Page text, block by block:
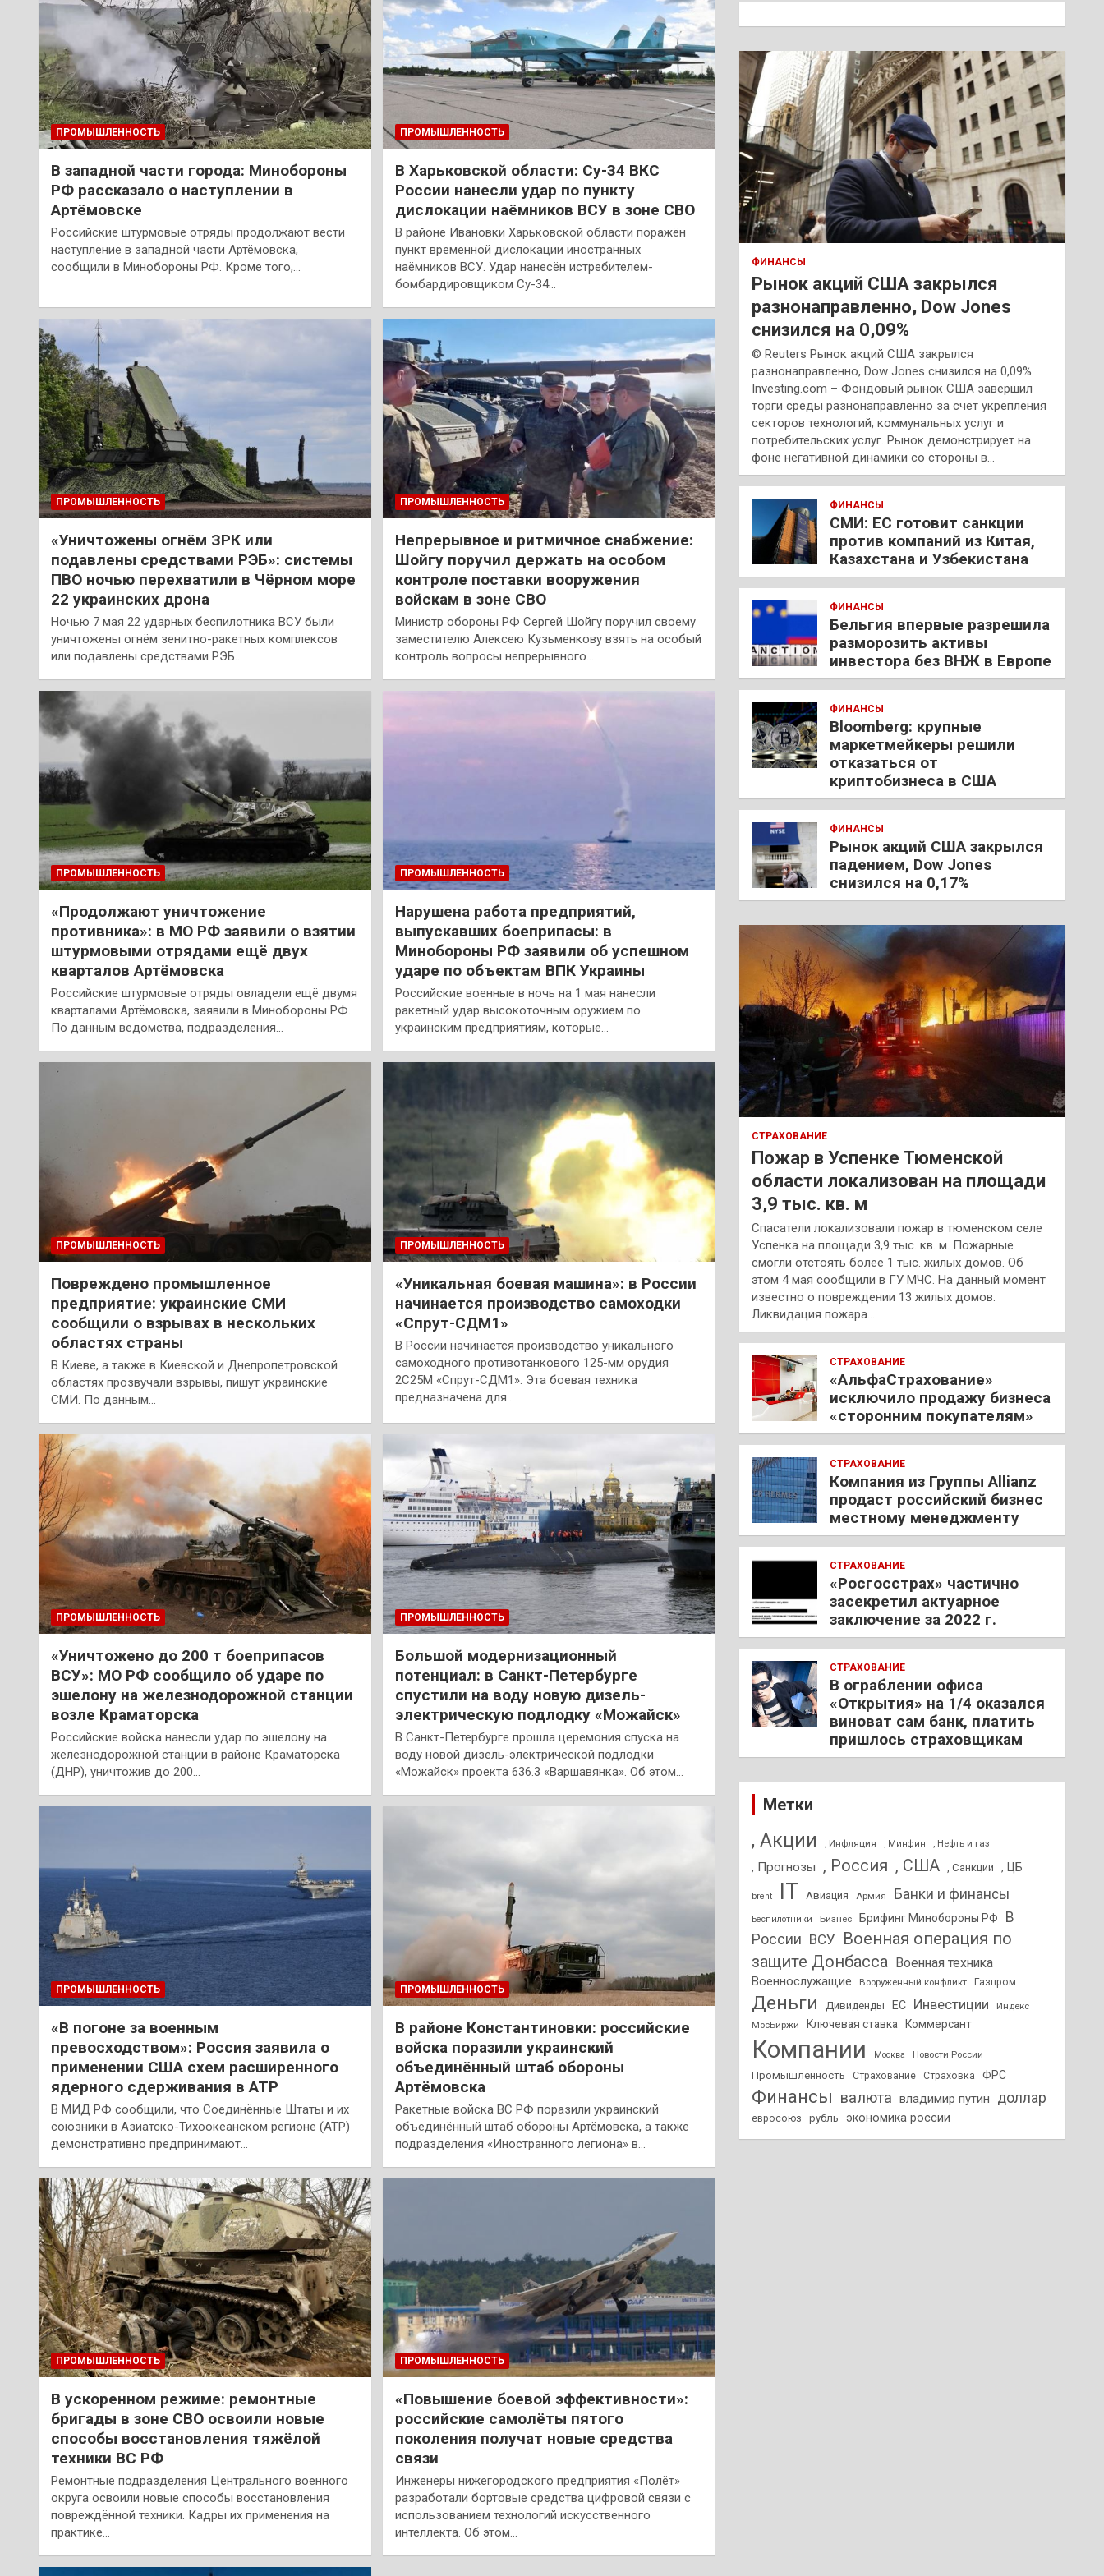
ПРОМЫШЛЕННОСТЬ
В западной части города: Минобороны
РФ рассказало о наступлении в
Артёмовске
Российские штурмовые отряды продолжают вести
наступление в западной части Артёмовска,
сообщили в Минобороны РФ. Кроме того,…
ПРОМЫШЛЕННОСТЬ
В Харьковской области: Су-34 ВКС
России нанесли удар по пункту
дислокации наёмников ВСУ в зоне СВО
В районе Ивановки Харьковской области поражён
пункт временной дислокации иностранных
наёмников ВСУ. Удар нанесён истребителем-
бомбардировщиком Су-34…
ПРОМЫШЛЕННОСТЬ
«Уничтожены огнём ЗРК или
подавлены средствами РЭБ»: системы
ПВО ночью перехватили в Чёрном море
22 украинских дрона
Ночью 7 мая 22 ударных беспилотника ВСУ были
уничтожены огнём зенитно-ракетных комплексов
или подавлены средствами РЭБ…
ПРОМЫШЛЕННОСТЬ
Непрерывное и ритмичное снабжение:
Шойгу поручил держать на особом
контроле поставки вооружения
войскам в зоне СВО
Министр обороны РФ Сергей Шойгу поручил своему
заместителю Алексею Кузьменкову взять на особый
контроль вопросы непрерывного…
ПРОМЫШЛЕННОСТЬ
«Продолжают уничтожение
противника»: в МО РФ заявили о взятии
штурмовыми отрядами ещё двух
кварталов Артёмовска
Российские штурмовые отряды овладели ещё двумя
кварталами Артёмовска, заявили в Минобороны РФ.
По данным ведомства, подразделения…
ПРОМЫШЛЕННОСТЬ
Нарушена работа предприятий,
выпускавших боеприпасы: в
Минобороны РФ заявили об успешном
ударе по объектам ВПК Украины
Российские военные в ночь на 1 мая нанесли
ракетный удар высокоточным оружием по
украинским предприятиям, которые…
ПРОМЫШЛЕННОСТЬ
Повреждено промышленное
предприятие: украинские СМИ
сообщили о взрывах в нескольких
областях страны
В Киеве, а также в Киевской и Днепропетровской
областях прозвучали взрывы, пишут украинские
СМИ. По данным…
ПРОМЫШЛЕННОСТЬ
«Уникальная боевая машина»: в России
начинается производство самоходки
«Спрут-СДМ1»
В России начинается производство уникального
самоходного противотанкового 125-мм орудия
2С25М «Спрут-СДМ1». Эта боевая техника
предназначена для…
ПРОМЫШЛЕННОСТЬ
«Уничтожено до 200 т боеприпасов
ВСУ»: МО РФ сообщило об ударе по
эшелону на железнодорожной станции
возле Краматорска
Российские войска нанесли удар по эшелону на
железнодорожной станции в районе Краматорска
(ДНР), уничтожив до 200…
ПРОМЫШЛЕННОСТЬ
Большой модернизационный
потенциал: в Санкт-Петербурге
спустили на воду новую дизель-
электрическую подлодку «Можайск»
В Санкт-Петербурге прошла церемония спуска на
воду новой дизель-электрической подлодки
«Можайск» проекта 636.3 «Варшавянка». Об этом…
ПРОМЫШЛЕННОСТЬ
«В погоне за военным
превосходством»: Россия заявила о
применении США схем расширенного
ядерного сдерживания в АТР
В МИД РФ сообщили, что Соединённые Штаты и их
союзники в Азиатско-Тихоокеанском регионе (АТР)
демонстративно предпринимают…
ПРОМЫШЛЕННОСТЬ
В районе Константиновки: российские
войска поразили украинский
объединённый штаб обороны
Артёмовска
Ракетные войска ВС РФ поразили украинский
объединённый штаб обороны Артёмовска, а также
подразделения «Иностранного легиона» в…
ПРОМЫШЛЕННОСТЬ
В ускоренном режиме: ремонтные
бригады в зоне СВО освоили новые
способы восстановления тяжёлой
техники ВС РФ
Ремонтные подразделения Центрального военного
округа освоили новые способы восстановления
повреждённой техники. Кадры их применения на
практике…
ПРОМЫШЛЕННОСТЬ
«Повышение боевой эффективности»:
российские самолёты пятого
поколения получат новые средства
связи
Инженеры нижегородского предприятия «Полёт»
разработали бортовые средства цифровой связи с
использованием технологий искусственного
интеллекта. Об этом…
к
ФИНАНСЫ
Рынок акций США закрылся
разнонаправленно, Dow Jones
снизился на 0,09%
© Reuters Рынок акций США закрылся
разнонаправленно, Dow Jones снизился на 0,09%
Investing.com – Фондовый рынок США завершил
торги среды разнонаправленно за счет укрепления
секторов технологий, коммунальных услуг и
потребительских услуг. Рынок демонстрирует на
фоне негативной динамики со стороны в…
ФИНАНСЫ
СМИ: ЕС готовит санкции
против компаний из Китая,
Казахстана и Узбекистана
ФИНАНСЫ
Бельгия впервые разрешила
разморозить активы
инвестора без ВНЖ в Европе
ФИНАНСЫ
Bloomberg: крупные
маркетмейкеры решили
отказаться от
криптобизнеса в США
ФИНАНСЫ
Рынок акций США закрылся
падением, Dow Jones
снизился на 0,17%
СТРАХОВАНИЕ
Пожар в Успенке Тюменской
области локализован на площади
3,9 тыс. кв. м
Спасатели локализовали пожар в тюменском селе
Успенка на площади 3,9 тыс. кв. м. Пожарные
смогли отстоять более 1 тыс. жилых домов. Об
этом 4 мая сообщили в ГУ МЧС. На данный момент
известно о повреждении 13 жилых домов.
Ликвидация пожара…
СТРАХОВАНИЕ
«АльфаСтрахование»
исключило продажу бизнеса
«сторонним покупателям»
СТРАХОВАНИЕ
Компания из Группы Allianz
продаст российский бизнес
местному менеджменту
СТРАХОВАНИЕ
«Росгосстрах» частично
засекретил актуарное
заключение за 2022 г.
СТРАХОВАНИЕ
В ограблении офиса
«Открытия» на 1/4 оказался
виноват сам банк, платить
пришлось страховщикам
Метки
, Акции , Инфляция , Минфин , Нефть и газ
, Прогнозы , Россия , США , Санкции , ЦБ
brent IT Авиация Армия Банки и финансы
Беспилотники Бизнес Брифинг Минобороны РФ
В
России ВСУ Военная операция по
защите Донбасса Военная техника
Военнослужащие Вооруженный конфликт Газпром
Деньги Дивиденды ЕС Инвестиции
Индекс
МосБиржи
Ключевая ставка Коммерсант
Компании Москва Новости России
Промышленность Страхование Страховка ФРС
Финансы валюта владимир путин доллар
евросоюз рубль экономика россии